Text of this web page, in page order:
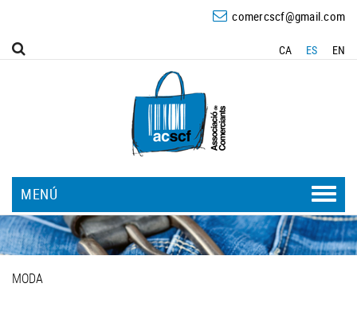
comercscf@gmail.com
CA ES EN
MENÚ
MODA